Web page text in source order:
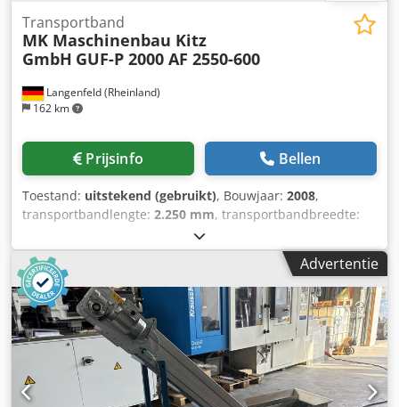
Langenfeld (Rheinland)
162 km
Transportband
MK Maschinenbau Kitz
GmbH GUF-P 2000 AF 2550-600
Prijsinfo Bellen
Toestand: uitstekend (gebruikt), Bouwjaar: 2008,
transportbandlengte: 2.250 mm, transportbandbreedte:
Typeplaat beschikbaar
Voorraadnummer: 503508 Machine-/apparatuursoort:
Transportband Fabrikant: MK Maschinenbau Kitz GmbH
Type: GUF-P 2000 AF 2550-600 Bouwjaar: 2008 -
Bandtransporteur voor lichte en middelzware goederen.
Dsdpfx Aouiwrrjm Reck Vlakke transportband:
Bandbreedte: 600 mm Bandlengte: 2250 mm
Draagvermogen: 75 kg
Advertentie